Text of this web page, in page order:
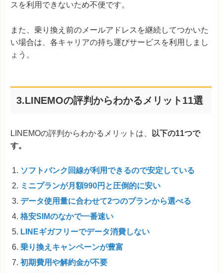
スを利用できないため不便です。
また、乗り換え前のメールアドレスを継続してつかいた
い場合は、各キャリアの持ち運びサービスを利用しまし
ょう。
3.LINEMOの評判からわかるメリット11選
LINEMOの評判からわかるメリットは、
以下の11つで
す。
ソフトバンク回線が利用できるので安定している
ミニプランが月額990円と圧倒的に安い
データ使用量に合わせて2つのプランから選べる
格安SIMのなかで一番速い
LINEギガフリーでデータ消費しない
乗り換えキャンペーンが豊富
初期費用や解約金が不要